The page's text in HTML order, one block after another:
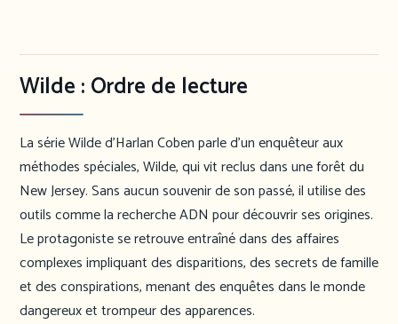
Wilde : Ordre de lecture
La série Wilde d’Harlan Coben parle d’un enquêteur aux
méthodes spéciales, Wilde, qui vit reclus dans une forêt du
New Jersey. Sans aucun souvenir de son passé, il utilise des
outils comme la recherche ADN pour découvrir ses origines.
Le protagoniste se retrouve entraîné dans des affaires
complexes impliquant des disparitions, des secrets de famille
et des conspirations, menant des enquêtes dans le monde
dangereux et trompeur des apparences.